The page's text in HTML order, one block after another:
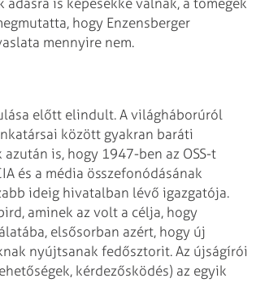
hogy Enzensberger
mennyire nem.
előtt elindult. A világháborúról
között gyakran baráti
is, hogy 1947-ben az OSS-t
és a média összefonódásának
ideig hivatalban lévő igazgatója.
aminek az volt a célja, hogy
elsősorban azért, hogy új
nyújtsanak fedősztorit. Az újságírói
kérdezősködés) az egyik